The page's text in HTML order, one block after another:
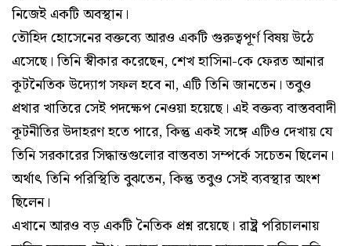
নিজেই একটি অবস্থান।
তৌহিদ হোসেনের বক্তব্যে আরও একটি গুরুত্বপূর্ণ বিষয় উঠে
এসেছে। তিনি স্বীকার করেছেন, শেখ হাসিনা-কে ফেরত আনার
কূটনৈতিক উদ্যোগ সফল হবে না, এটি তিনি জানতেন। তবুও
প্রথার খাতিরে সেই পদক্ষেপ নেওয়া হয়েছে। এই বক্তব্য বাস্তববাদী
কূটনীতির উদাহরণ হতে পারে, কিন্তু একই সঙ্গে এটিও দেখায় যে
তিনি সরকারের সিদ্ধান্তগুলোর বাস্তবতা সম্পর্কে সচেতন ছিলেন।
অর্থাৎ তিনি পরিস্থিতি বুঝতেন, কিন্তু তবুও সেই ব্যবস্থার অংশ
ছিলেন।
এখানে আরও বড় একটি নৈতিক প্রশ্ন রয়েছে। রাষ্ট্র পরিচালনায়